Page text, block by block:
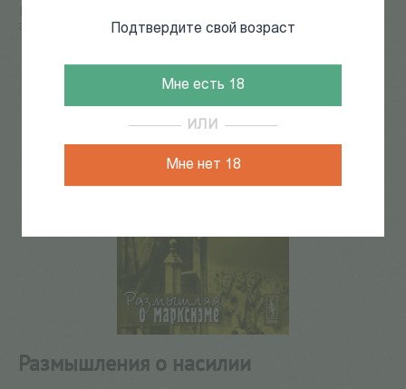
Подтвердите свой возраст
Мне есть 18
ИЛИ
Мне нет 18
Размышления о насилии
Размышления о насилии